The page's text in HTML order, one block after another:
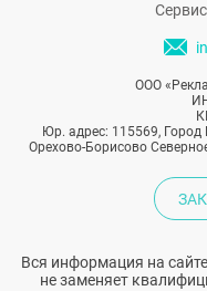
ООО
Юр. адрес: 115569, Город
Орехово-Борисово
Вся информация на
не заменяет